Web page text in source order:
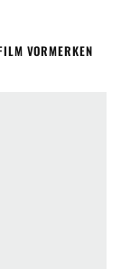
VORMERKEN